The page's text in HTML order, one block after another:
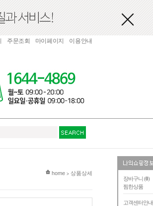
장바구니 (0)
찜한상품
고객센터안내
주문조회 마이페이지 이용안내
현재 위치
home > 상품상세